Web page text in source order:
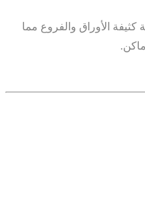
الأوراق والفروع مما